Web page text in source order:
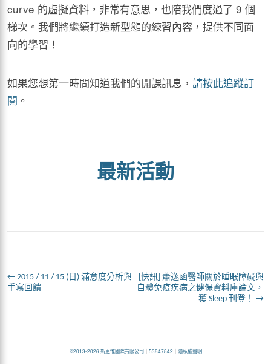
curve 的虛擬資料，非常有意思，也陪我們度過了 9 個
梯次。我們將繼續打造新型態的練習內容，提供不同面
向的學習！
如果您想第一時間知道我們的開課訊息， 請按此追蹤訂
閱 。
最新活動
← 2015 / 11 / 15 (日) 滿意度分析與
手寫回饋
[快訊] 蕭逸函醫師關於睡眠障礙與
自體免疫疾病之健保資料庫論文，
獲 Sleep 刊登！ →
©2013-2026 新思惟國際有限公司｜ 53847842 ｜ 隱私權聲明